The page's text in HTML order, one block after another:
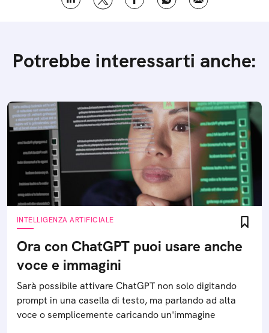
Potrebbe interessarti anche:
INTELLIGENZA ARTIFICIALE
Ora con ChatGPT puoi usare anche
voce e immagini
Sarà possibile attivare ChatGPT non solo digitando
prompt in una casella di testo, ma parlando ad alta
voce o semplicemente caricando un'immagine